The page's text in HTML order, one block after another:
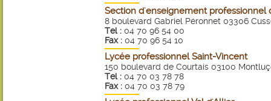
Section d'enseignement professionnel
8 boulevard Gabriel Péronnet 03306
Tel : 04 70 96 54 00
Fax : 04 70 96 54 10
Lycée professionnel Saint-Vincent
150 boulevard de Courtais 03100
Tel : 04 70 03 78 78
Fax : 04 70 03 78 79